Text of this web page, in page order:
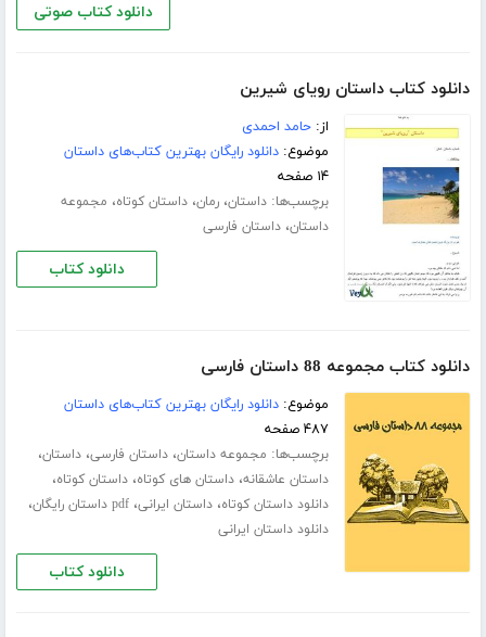
دانلود کتاب صوتی
دانلود کتاب داستان رویای شیرین
از:حامد احمدی
موضوع:دانلود رایگان بهترین کتاب‌های داستان
۱۴ صفحه
برچسب‌ها:داستان،رمان،داستان کوتاه، مجموعه
داستان،داستان فارسی
دانلود کتاب
دانلود کتاب مجموعه 88 داستان فارسی
موضوع:دانلود رایگان بهترین کتاب‌های داستان
۴۸۷ صفحه
برچسب‌ها: مجموعه داستان،داستان فارسی،داستان،
داستان عاشقانه،داستان های کوتاه،داستان کوتاه،
دانلود داستان کوتاه،داستان ایرانی،pdf داستان رایگان ،
دانلود داستان ایرانی
دانلود کتاب